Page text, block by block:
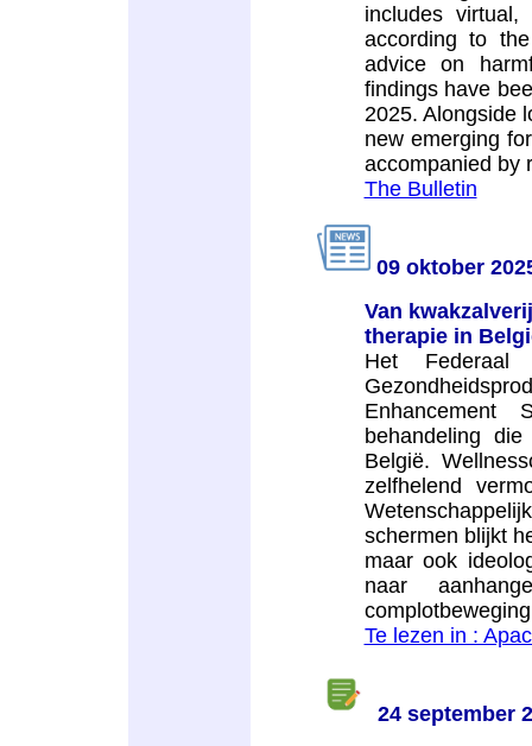
includes virtual,
according to
advice on
findings have
2025. Alongside
new emerging
accompanied by
The Bulletin
09 oktober
Van
therapie in
Het Federaal
Enhancement
behandeling
België.
zelfhelend
schermen blijkt
maar ook
naar
Te lezen in :
24 september